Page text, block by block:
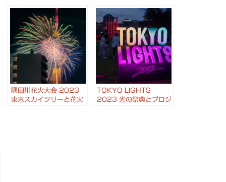
どもの日
隅田川花火大会 2023
東京スカイツリーと花火
TOKYO LIGHTS
2023 光の祭典とプロジ